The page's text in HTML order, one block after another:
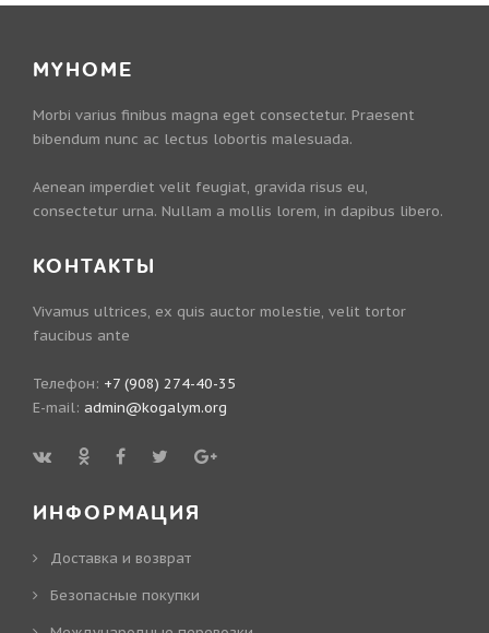
MYHOME
Morbi varius finibus magna eget consectetur. Praesent
bibendum nunc ac lectus lobortis malesuada.
Aenean imperdiet velit feugiat, gravida risus eu,
consectetur urna. Nullam a mollis lorem, in dapibus libero.
КОНТАКТЫ
Vivamus ultrices, ex quis auctor molestie, velit tortor
faucibus ante
Телефон: +7 (908) 274-40-35
E-mail: admin@kogalym.org
ИНФОРМАЦИЯ
Доставка и возврат
Безопасные покупки